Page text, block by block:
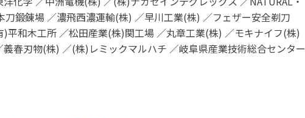
刀鍛錬場 ／濃飛西濃運輸(株) ／早川工業(株) ／フェザー安全剃刀
平和木工所 ／松田産業(株)関工場 ／丸章工業(株) ／モキナイフ(株)
春刃物(株) ／(株)レミックマルハチ ／岐阜県産業技術総合センター